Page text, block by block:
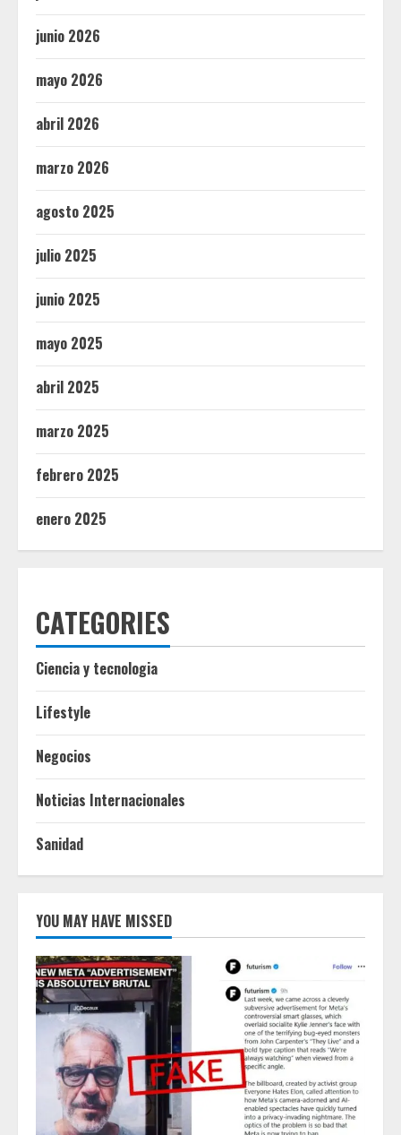
junio 2026
mayo 2026
abril 2026
marzo 2026
agosto 2025
julio 2025
junio 2025
mayo 2025
abril 2025
marzo 2025
febrero 2025
enero 2025
CATEGORIES
Ciencia y tecnologia
Lifestyle
Negocios
Noticias Internacionales
Sanidad
YOU MAY HAVE MISSED